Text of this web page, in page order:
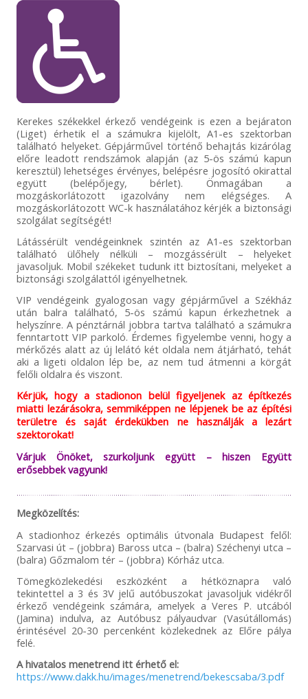
Kerekes székekkel érkező vendégeink is ezen a bejáraton
(Liget) érhetik el a számukra kijelölt, A1-es szektorban
található helyeket. Gépjárművel történő behajtás kizárólag
előre leadott rendszámok alapján (az 5-ös számú kapun
keresztül) lehetséges érvényes, belépésre jogosító okirattal
együtt (belépőjegy, bérlet). Önmagában a
mozgáskorlátozott igazolvány nem elégséges. A
mozgáskorlátozott WC-k használatához kérjék a biztonsági
szolgálat segítségét!
Látássérült vendégeinknek szintén az A1-es szektorban
található ülőhely nélküli – mozgássérült – helyeket
javasoljuk. Mobil székeket tudunk itt biztosítani, melyeket a
biztonsági szolgálattól igényelhetnek.
VIP vendégeink gyalogosan vagy gépjárművel a Székház
után balra található, 5-ös számú kapun érkezhetnek a
helyszínre. A pénztárnál jobbra tartva található a számukra
fenntartott VIP parkoló. Érdemes figyelembe venni, hogy a
mérkőzés alatt az új lelátó két oldala nem átjárható, tehát
aki a ligeti oldalon lép be, az nem tud átmenni a körgát
felőli oldalra és viszont.
Kérjük, hogy a stadionon belül figyeljenek az építkezés
miatti lezárásokra, semmiképpen ne lépjenek be az építési
területre és saját érdekükben ne használják a lezárt
szektorokat!
Várjuk Önöket, szurkoljunk együtt – hiszen Együtt
erősebbek vagyunk!
Megközelítés:
A stadionhoz érkezés optimális útvonala Budapest felől:
Szarvasi út – (jobbra) Baross utca – (balra) Széchenyi utca –
(balra) Gőzmalom tér – (jobbra) Kórház utca.
Tömegközlekedési eszközként a hétköznapra való
tekintettel a 3 és 3V jelű autóbuszokat javasoljuk vidékről
érkező vendégeink számára, amelyek a Veres P. utcából
(Jamina) indulva, az Autóbusz pályaudvar (Vasútállomás)
érintésével 20-30 percenként közlekednek az Előre pálya
felé.
A hivatalos menetrend itt érhető el:
https://www.dakk.hu/images/menetrend/bekescsaba/3.pdf